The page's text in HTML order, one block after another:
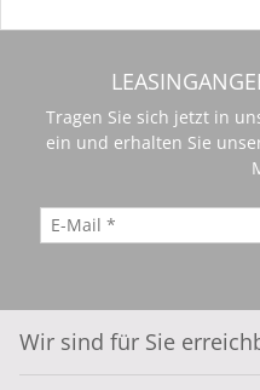
Tragen Sie sich jetzt in
ein und erhalten Sie
Wir sind für Sie